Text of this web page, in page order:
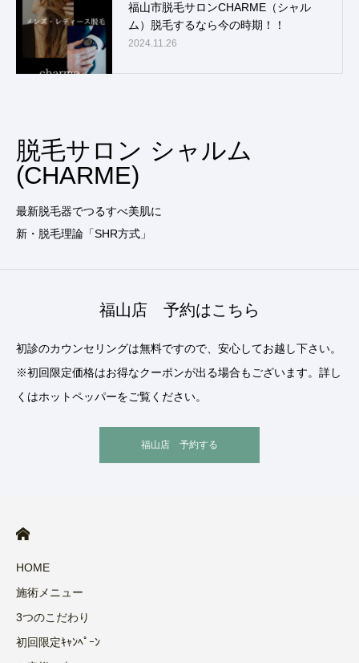
福山市脱毛サロンCHARME（シャル
ム）脱毛するなら今の時期！！
2024.11.26
脱毛サロン シャルム
(CHARME)
最新脱毛器でつるすべ美肌に
新・脱毛理論「SHR方式」
福山店 予約はこちら
初診のカウンセリングは無料ですので、安心してお越し下さい。
※初回限定価格はお得なクーポンが出る場合もございます。詳し
くはホットペッパーをご覧ください。
福山店 予約する
HOME
施術メニュー
3つのこだわり
初回限定ｷｬﾝﾍﾟｰﾝ